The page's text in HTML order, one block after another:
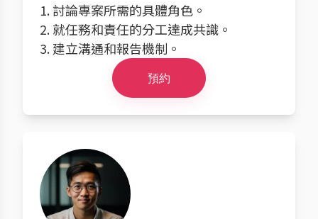
1. 討論專案所需的具體角色。
2. 就任務和責任的分工達成共識。
3. 建立溝通和報告機制。
預約